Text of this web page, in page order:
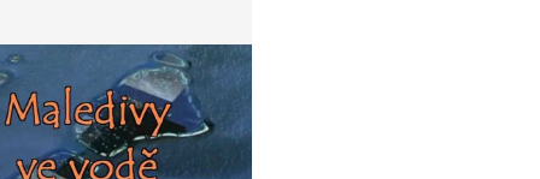
Od roku 1995 ubyla
polovina korálů, přičemž
úbytek nastal
10 letech. Hlavní
je stoupající teplota
vody způsobená